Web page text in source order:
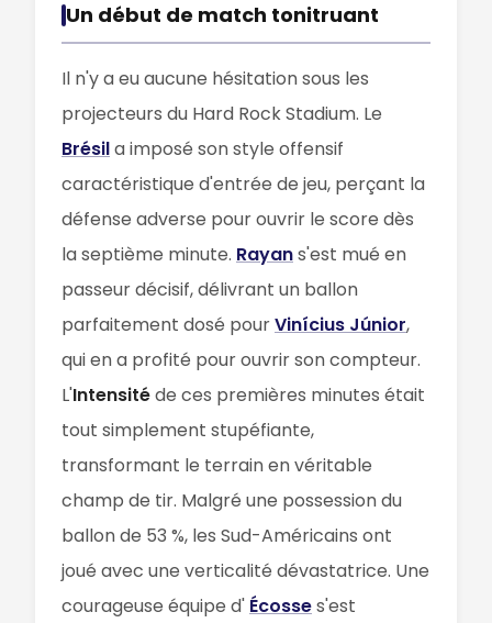
Un début de match tonitruant
Il n'y a eu aucune hésitation sous les
projecteurs du Hard Rock Stadium. Le
Brésila imposé son style offensif
caractéristique d'entrée de jeu, perçant la
défense adverse pour ouvrir le score dès
la septième minute. Rayans'est mué en
passeur décisif, délivrant un ballon
parfaitement dosé pourVinícius Júnior,
qui en a profité pour ouvrir son compteur.
L'Intensitéde ces premières minutes était
tout simplement stupéfiante,
transformant le terrain en véritable
champ de tir. Malgré une possession du
ballon de 53 %, les Sud-Américains ont
joué avec une verticalité dévastatrice. Une
courageuse équipe d' Écosses'est